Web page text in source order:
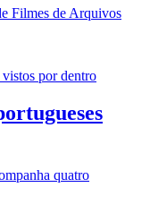
Filmes de Arquivos
quatro